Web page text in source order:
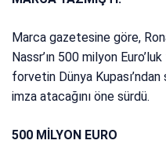
Marca gazetesine göre,
Nassr’ın 500 milyon
forvetin Dünya
imza atacağını öne sürdü.
500 MİLYON EURO